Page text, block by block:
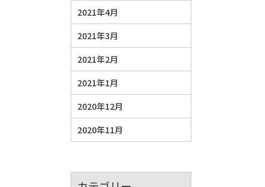
2021年4月
2021年3月
2021年2月
2021年1月
2020年12月
2020年11月